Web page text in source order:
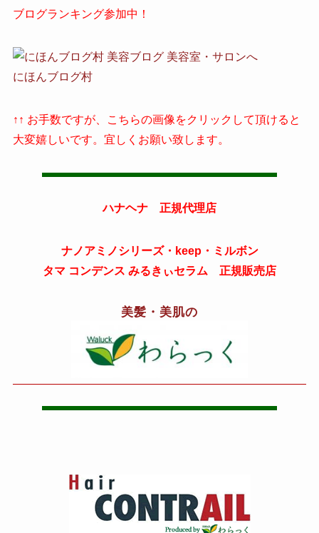
ブログランキング参加中！
にほんブログ村
↑↑ お手数ですが、こちらの画像をクリックして頂けると
大変嬉しいです。宜しくお願い致します。
ハナヘナ 正規代理店
ナノアミノシリーズ・keep・ミルボン
タマ コンデンス みるきぃセラム 正規販売店
美髪・美肌の